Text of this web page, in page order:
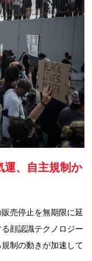
運、自主規制か
売停止を無期限に延
顔認識テクノロジー
制の動きが加速して